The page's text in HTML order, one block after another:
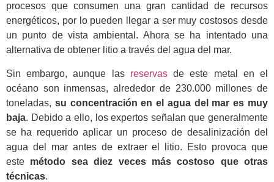
procesos que consumen una gran cantidad de recursos
energéticos, por lo pueden llegar a ser muy costosos desde
un punto de vista ambiental. Ahora se ha intentado una
alternativa de obtener litio a través del agua del mar.
Sin embargo, aunque las reservasde este metal en el
océano son inmensas, alrededor de 230.000 millones de
toneladas, su concentración en el agua del mar es muy
baja. Debido a ello, los expertos señalan que generalmente
se ha requerido aplicar un proceso de desalinización del
agua del mar antes de extraer el litio. Esto provoca que
este método sea diez veces más costoso que otras
técnicas.